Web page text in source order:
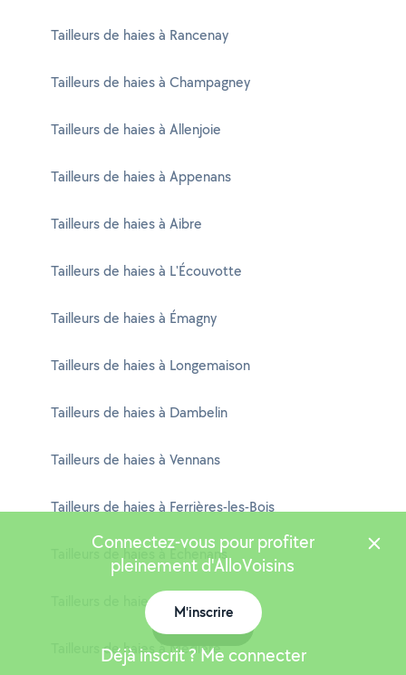
Tailleurs de haies à Rancenay
Tailleurs de haies à Champagney
Tailleurs de haies à Allenjoie
Tailleurs de haies à Appenans
Tailleurs de haies à Aibre
Tailleurs de haies à L'Écouvotte
Tailleurs de haies à Émagny
Tailleurs de haies à Longemaison
Tailleurs de haies à Dambelin
Tailleurs de haies à Vennans
Tailleurs de haies à Ferrières-les-Bois
Tailleurs de haies à Échenans
Tailleurs de haies à Rahon
Tailleurs de haies à Médière
Connectez-vous pour profiter
pleinement d'AlloVoisins
M'inscrire
Déjà inscrit ? Me connecter